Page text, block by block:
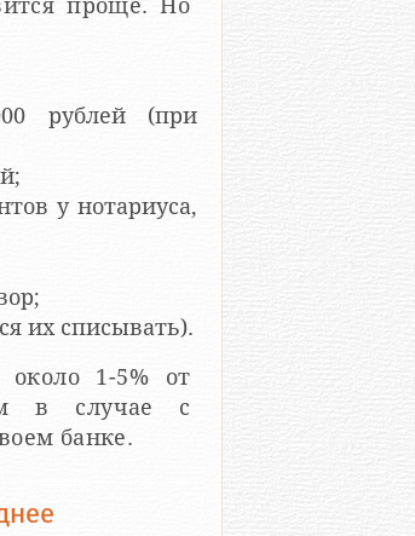
рублей (при
у нотариуса,
их списывать).
около 1-5% от
в случае с
банке.